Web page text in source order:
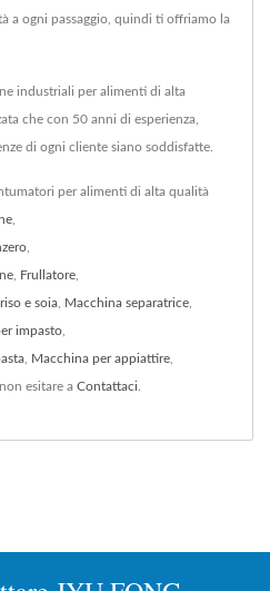
a ogni passaggio, quindi ti offriamo la
industriali per alimenti di alta
che con 50 anni di esperienza,
di ogni cliente siano soddisfatte.
per alimenti di alta qualità
Frullatore
e soia Macchina separatrice
impasto
Macchina per appiattire
esitare a Contattaci